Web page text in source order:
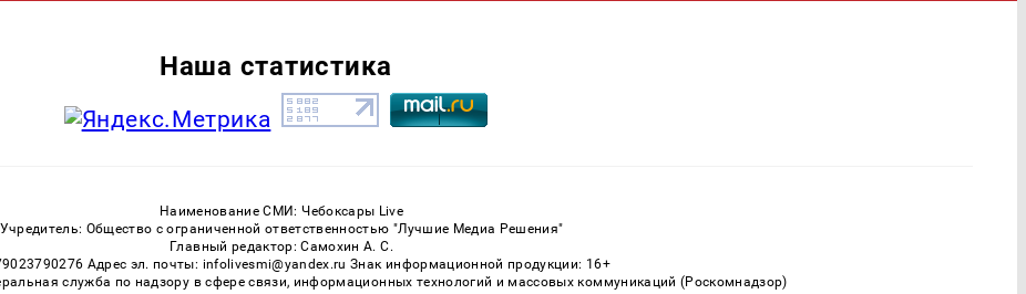
Наша статистика
Наименование СМИ: Чебоксары Live
Учредитель: Общество с ограниченной ответственностью "Лучшие Медиа Решения"
Главный редактор: Самохин А. С.
Адрес эл. почты: infolivesmi@yandex.ru Знак информационной продукции: 16+
служба по надзору в сфере связи, информационных технологий и массовых коммуникаций (Роскомнадзор)